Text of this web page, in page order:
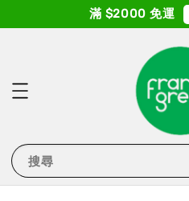
滿 $2000 免運
搜尋